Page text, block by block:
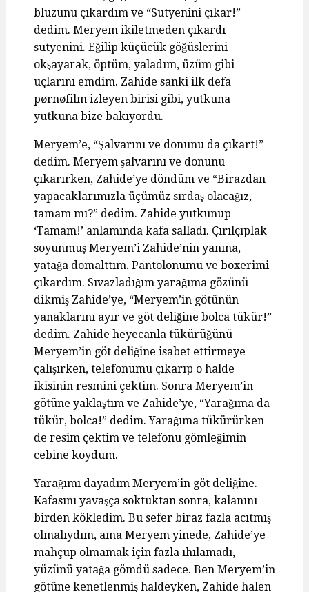
bluzunu çıkardım ve “Sutyenini çıkar!”
dedim. Meryem ikiletmeden çıkardı
sutyenini. Eğilip küçücük göğüslerini
okşayarak, öptüm, yaladım, üzüm gibi
uçlarını emdim. Zahide sanki ilk defa
pørnøfilm izleyen birisi gibi, yutkuna
yutkuna bize bakıyordu.
Meryem’e, “Şalvarını ve donunu da çıkart!”
dedim. Meryem şalvarını ve donunu
çıkarırken, Zahide’ye döndüm ve “Birazdan
yapacaklarımızla üçümüz sırdaş olacağız,
tamam mı?” dedim. Zahide yutkunup
‘Tamam!’ anlamında kafa salladı. Çırılçıplak
soyunmuş Meryem’i Zahide’nin yanına,
yatağa domalttım. Pantolonumu ve boxerimi
çıkardım. Sıvazladığım yarağıma gözünü
dikmiş Zahide’ye, “Meryem’in götünün
yanaklarını ayır ve göt deliğine bolca tükür!”
dedim. Zahide heyecanla tükürüğünü
Meryem’in göt deliğine isabet ettirmeye
çalışırken, telefonumu çıkarıp o halde
ikisinin resmini çektim. Sonra Meryem’in
götüne yaklaştım ve Zahide’ye, “Yarağıma da
tükür, bolca!” dedim. Yarağıma tükürürken
de resim çektim ve telefonu gömleğimin
cebine koydum.
Yarağımı dayadım Meryem’in göt deliğine.
Kafasını yavaşça soktuktan sonra, kalanını
birden kökledim. Bu sefer biraz fazla acıtmış
olmalıydım, ama Meryem yinede, Zahide’ye
mahçup olmamak için fazla ıhılamadı,
yüzünü yatağa gömdü sadece. Ben Meryem’in
götüne kenetlenmiş haldeyken, Zahide halen